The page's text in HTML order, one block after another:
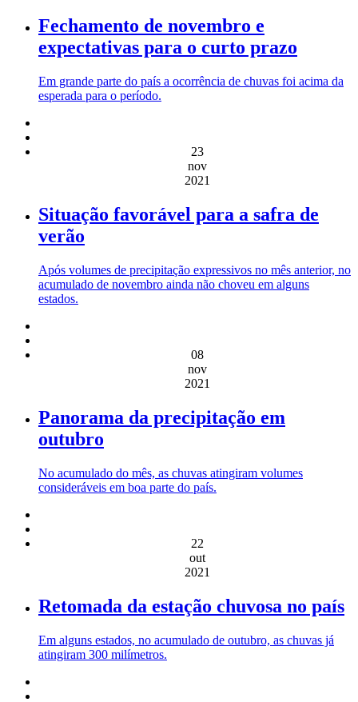
Fechamento de novembro e
expectativas para o curto prazo
Em grande parte do país a ocorrência de chuvas foi acima da
esperada para o período.
23
nov
2021
Situação favorável para a safra de
verão
Após volumes de precipitação expressivos no mês anterior, no
acumulado de novembro ainda não choveu em alguns
estados.
08
nov
2021
Panorama da precipitação em
outubro
No acumulado do mês, as chuvas atingiram volumes
consideráveis em boa parte do país.
22
out
2021
Retomada da estação chuvosa no país
Em alguns estados, no acumulado de outubro, as chuvas já
atingiram 300 milímetros.